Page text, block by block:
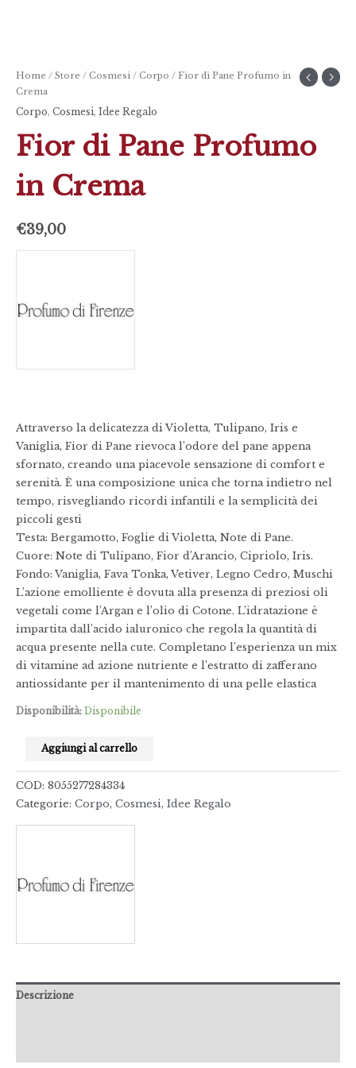
Home / Store / Cosmesi / Corpo / Fior di Pane Profumo in
Crema
Corpo, Cosmesi, Idee Regalo
Fior di Pane Profumo
in Crema
€39,00
Attraverso la delicatezza di Violetta, Tulipano, Iris e
Vaniglia, Fior di Pane rievoca l’odore del pane appena
sfornato, creando una piacevole sensazione di comfort e
serenità. È una composizione unica che torna indietro nel
tempo, risvegliando ricordi infantili e la semplicità dei
piccoli gesti
Testa: Bergamotto, Foglie di Violetta, Note di Pane.
Cuore: Note di Tulipano, Fior d’Arancio, Cipriolo, Iris.
Fondo: Vaniglia, Fava Tonka, Vetiver, Legno Cedro, Muschi
L’azione emolliente è dovuta alla presenza di preziosi oli
vegetali come l’Argan e l’olio di Cotone. L’idratazione è
impartita dall’acido ialuronico che regola la quantità di
acqua presente nella cute. Completano l’esperienza un mix
di vitamine ad azione nutriente e l’estratto di zafferano
antiossidante per il mantenimento di una pelle elastica
Disponibilità: Disponibile
Aggiungi al carrello
COD: 8055277284334
Categorie: Corpo, Cosmesi, Idee Regalo
Descrizione